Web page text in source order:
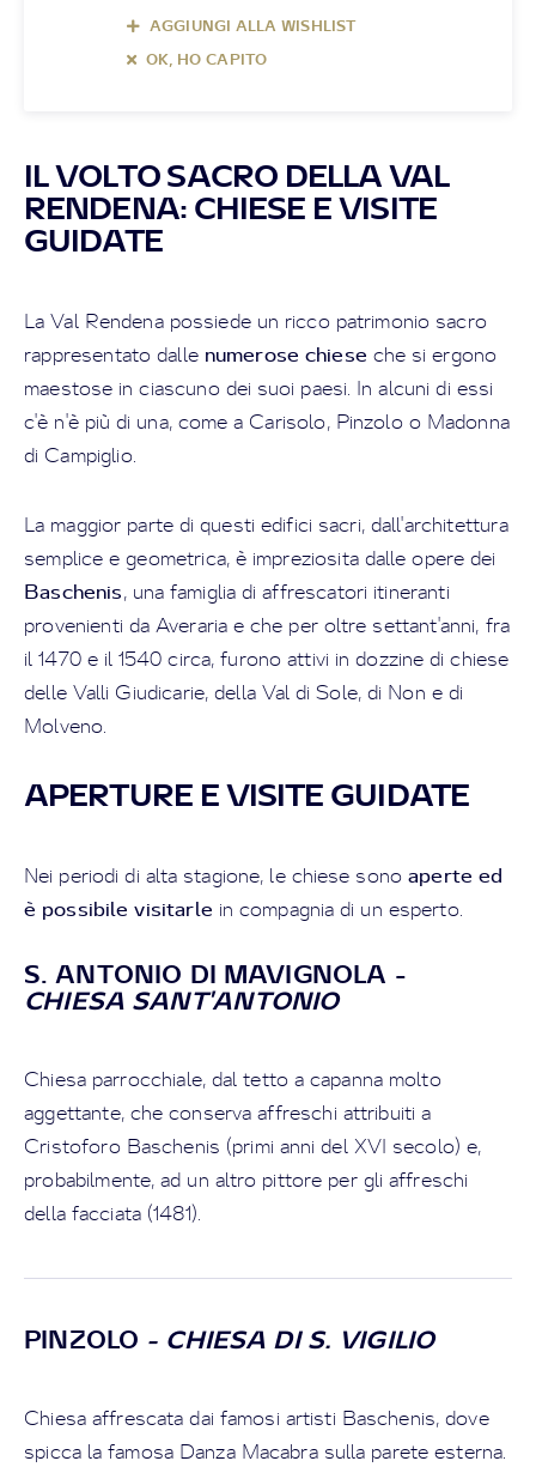
AGGIUNGI ALLA WISHLIST
OK, HO CAPITO
IL VOLTO SACRO DELLA VAL
RENDENA: CHIESE E VISITE
GUIDATE
La Val Rendena possiede un ricco patrimonio sacro
rappresentato dalle numerose chiese che si ergono
maestose in ciascuno dei suoi paesi. In alcuni di essi
c'è n'è più di una, come a Carisolo, Pinzolo o Madonna
di Campiglio.
La maggior parte di questi edifici sacri, dall'architettura
semplice e geometrica, è impreziosita dalle opere dei
Baschenis, una famiglia di affrescatori itineranti
provenienti da Averaria e che per oltre settant'anni, fra
il 1470 e il 1540 circa, furono attivi in dozzine di chiese
delle Valli Giudicarie, della Val di Sole, di Non e di
Molveno.
APERTURE E VISITE GUIDATE
Nei periodi di alta stagione, le chiese sono aperte ed
è possibile visitarle in compagnia di un esperto.
S. ANTONIO DI MAVIGNOLA -
CHIESA SANT'ANTONIO
Chiesa parrocchiale, dal tetto a capanna molto
aggettante, che conserva affreschi attribuiti a
Cristoforo Baschenis (primi anni del XVI secolo) e,
probabilmente, ad un altro pittore per gli affreschi
della facciata (1481).
PINZOLO - CHIESA DI S. VIGILIO
Chiesa affrescata dai famosi artisti Baschenis, dove
spicca la famosa Danza Macabra sulla parete esterna.